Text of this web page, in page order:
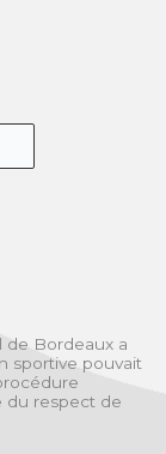
de Bordeaux a
sportive pouvait
du respect de